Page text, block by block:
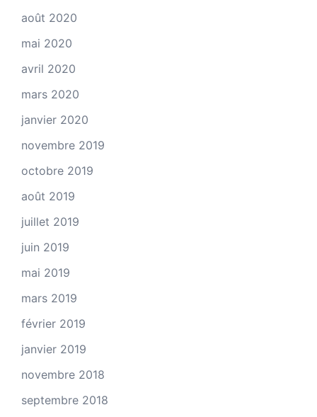
août 2020
mai 2020
avril 2020
mars 2020
janvier 2020
novembre 2019
octobre 2019
août 2019
juillet 2019
juin 2019
mai 2019
mars 2019
février 2019
janvier 2019
novembre 2018
septembre 2018